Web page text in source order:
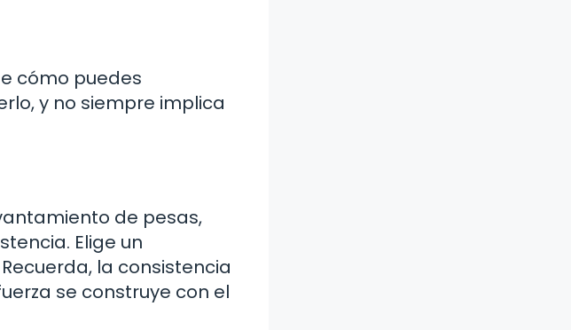
cómo puedes
y no siempre implica
de pesas,
Elige un
la consistencia
se construye con el